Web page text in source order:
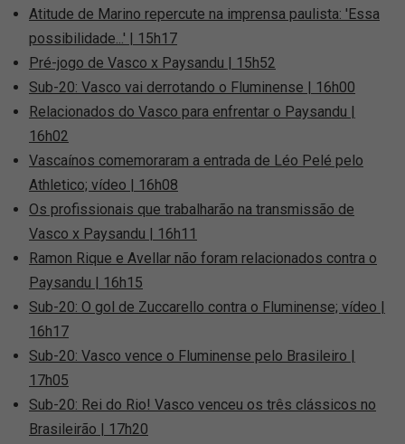
Atitude de Marino repercute na imprensa paulista: 'Essa
possibilidade...' | 15h17
Pré-jogo de Vasco x Paysandu | 15h52
Sub-20: Vasco vai derrotando o Fluminense | 16h00
Relacionados do Vasco para enfrentar o Paysandu |
16h02
Vascaínos comemoraram a entrada de Léo Pelé pelo
Athletico; vídeo | 16h08
Os profissionais que trabalharão na transmissão de
Vasco x Paysandu | 16h11
Ramon Rique e Avellar não foram relacionados contra o
Paysandu | 16h15
Sub-20: O gol de Zuccarello contra o Fluminense; vídeo |
16h17
Sub-20: Vasco vence o Fluminense pelo Brasileiro |
17h05
Sub-20: Rei do Rio! Vasco venceu os três clássicos no
Brasileirão | 17h20